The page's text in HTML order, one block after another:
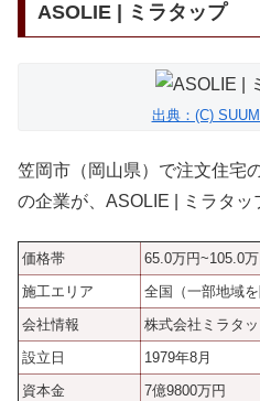
ASOLIE | ミラタップ
出典：(C)
笠岡市（岡山県）で注文住宅
の企業が、ASOLIE | ミラタッ
価格帯
65.0万円~105.0
施工エリア
全国（一部地域
会社情報
株式会社ミラタ
設立日
1979年8月
資本金
7億9800万円